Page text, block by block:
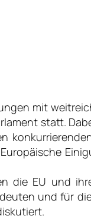
mit
statt.
die EU und
und für